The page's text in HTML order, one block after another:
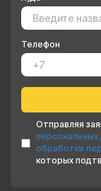
Телефон
Отправляя
персональных
обработки
которых